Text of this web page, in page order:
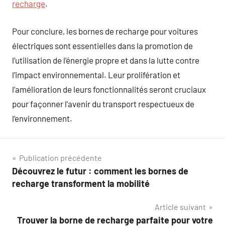
recharge.
Pour conclure, les bornes de recharge pour voitures
électriques sont essentielles dans la promotion de
l’utilisation de l’énergie propre et dans la lutte contre
l’impact environnemental. Leur prolifération et
l’amélioration de leurs fonctionnalités seront cruciaux
pour façonner l’avenir du transport respectueux de
l’environnement.
Navigation
de
Publication précédente
Découvrez le futur : comment les bornes de
recharge transforment la mobilité
Article suivant
Trouver la borne de recharge parfaite pour votre